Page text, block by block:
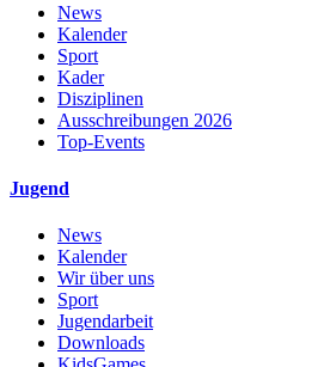
News
Kalender
Sport
Kader
Disziplinen
Ausschreibungen 2026
Top-Events
Jugend
News
Kalender
Wir über uns
Sport
Jugendarbeit
Downloads